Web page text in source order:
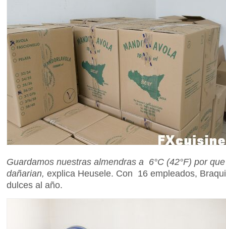
Guardamos nuestras almendras a 6°C (42°F) por
dañarian, explica Heusele. Con 16 empleados,
dulces al año.